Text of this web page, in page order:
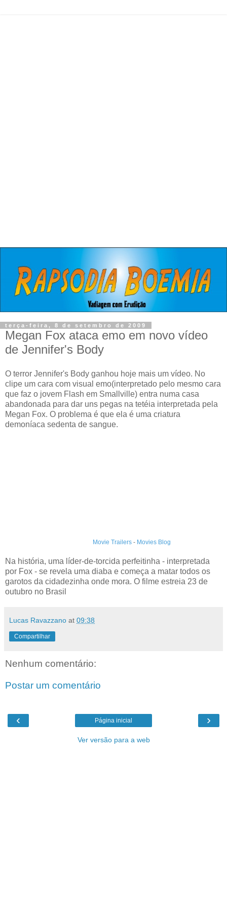
terça-feira, 8 de setembro de 2009
Megan Fox ataca emo em novo vídeo
de Jennifer's Body
O terror Jennifer's Body ganhou hoje mais um vídeo. No
clipe um cara com visual emo(interpretado pelo mesmo cara
que faz o jovem Flash em Smallville) entra numa casa
abandonada para dar uns pegas na tetéia interpretada pela
Megan Fox. O problema é que ela é uma criatura
demoníaca sedenta de sangue.
Movie Trailers - Movies Blog
Na história, uma líder-de-torcida perfeitinha - interpretada
por Fox - se revela uma diaba e começa a matar todos os
garotos da cidadezinha onde mora. O filme estreia 23 de
outubro no Brasil
Lucas Ravazzano at 09:38
Compartilhar
Nenhum comentário:
Postar um comentário
‹ ›
Página inicial
Ver versão para a web